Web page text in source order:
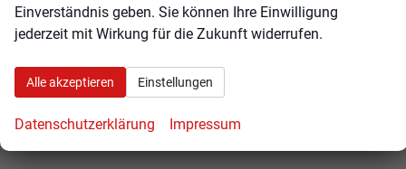
Rückruf anfordern
Anmelden
Einverständnis geben. Sie können Ihre Einwilligung
jederzeit mit Wirkung für die Zukunft widerrufen.
Alle akzeptieren Einstellungen
Datenschutzerklärung Impressum